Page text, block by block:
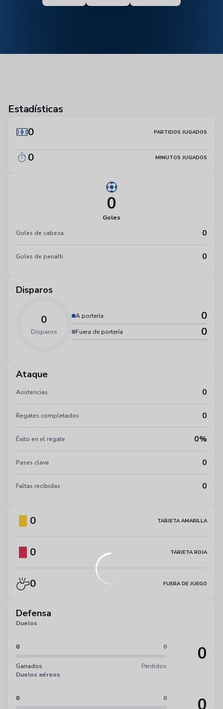
Estadísticas
0
PARTIDOS JUGADOS
0 MINUTOS JUGADOS
0
Goles
Goles de cabeza
0
Goles de penalti 0
Disparos
0
Disparos
A portería 0
Fuera de portería 0
Ataque
Asistencias 0
Regates completados 0
Éxito en el regate 0%
Pases clave 0
Faltas recibidas 0
0 TARJETA AMARILLA
0 TARJETA ROJA
0 FUERA DE JUEGO
Defensa
Duelos
0 0
Ganados Perdidos
0
Duelos aéreos
0 0 0